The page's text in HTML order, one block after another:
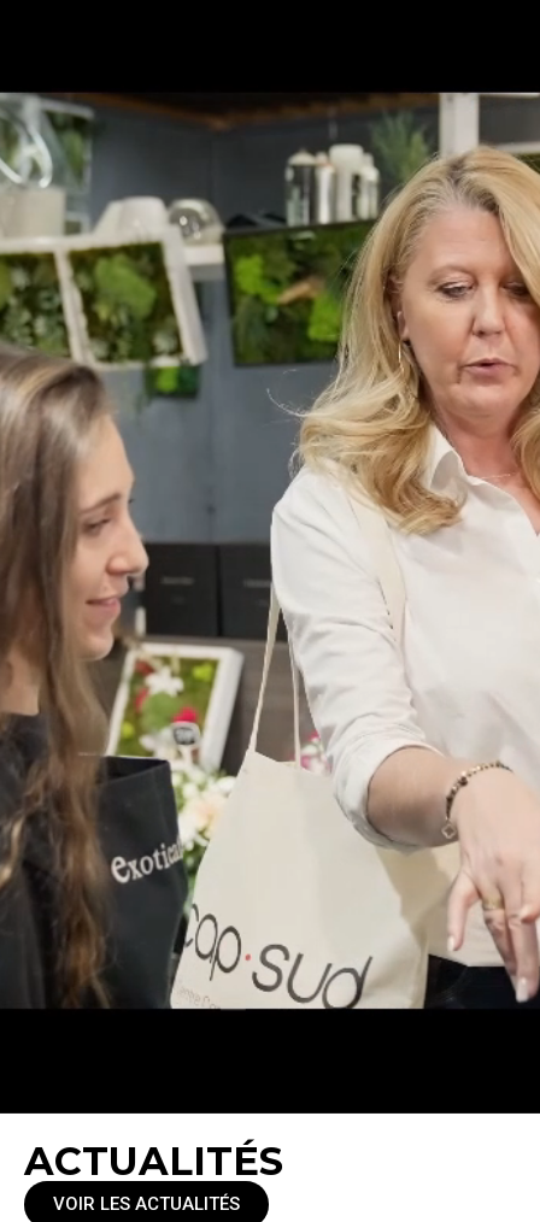
ACTUALITÉS
VOIR LES ACTUALITÉS